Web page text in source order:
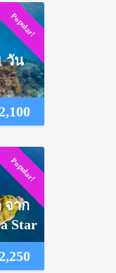
Popular!
Price
฿1,550
through
฿2,100
วัน
Popular!
Price
จาก
Star